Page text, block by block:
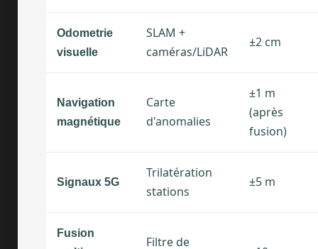
Odometrie
visuelle
SLAM +
caméras/LiDAR
±2 cm
Navigation
magnétique
Carte
d'anomalies
±1 m
(après
fusion)
Signaux 5G
Trilatération
stations
±5 m
Fusion
Filtre de